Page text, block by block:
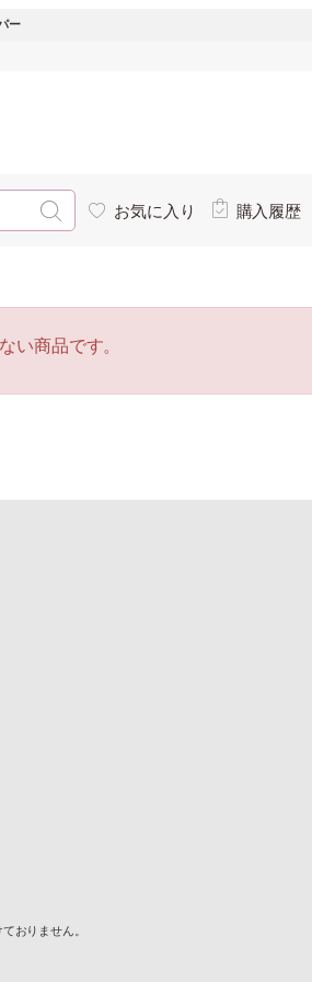
ー
お気に入り 購入履歴
い商品です。
おりません。